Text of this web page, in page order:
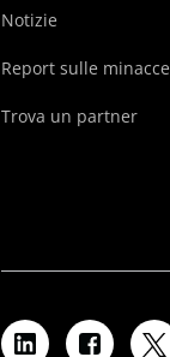
Notizie
Report sulle minacce
Trova un partner